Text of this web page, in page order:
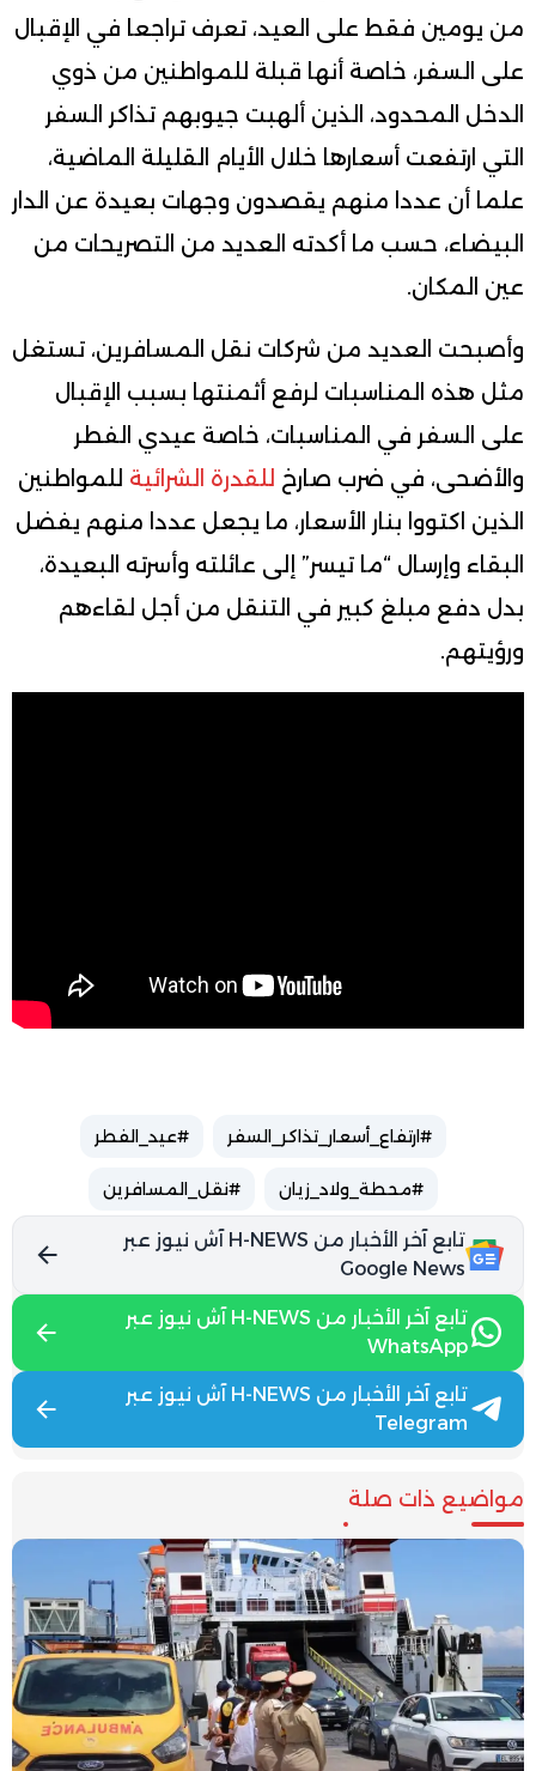
من يومين فقط على العيد، تعرف تراجعا في الإقبال
على السفر، خاصة أنها قبلة للمواطنين من ذوي
الدخل المحدود، الذين ألهبت جيوبهم تذاكر السفر
التي ارتفعت أسعارها خلال الأيام القليلة الماضية،
علما أن عددا منهم يقصدون وجهات بعيدة عن الدار
البيضاء، حسب ما أكدته العديد من التصريحات من
عين المكان.
وأصبحت العديد من شركات نقل المسافرين، تستغل
مثل هذه المناسبات لرفع أثمنتها بسبب الإقبال
على السفر في المناسبات، خاصة عيدي الفطر
والأضحى، في ضرب صارخ للقدرة الشرائية للمواطنين
الذين اكتووا بنار الأسعار، ما يجعل عددا منهم يفضل
البقاء وإرسال “ما تيسر” إلى عائلته وأسرته البعيدة،
بدل دفع مبلغ كبير في التنقل من أجل لقاءهم
ورؤيتهم.
#ارتفاع_أسعار_تذاكر_السفر #عيد_الفطر
#محطة_ولاد_زيان #نقل_المسافرين
تابع آخر الأخبار من H-NEWS آش نيوز عبر
Google News
تابع آخر الأخبار من H-NEWS آش نيوز عبر
WhatsApp
تابع آخر الأخبار من H-NEWS آش نيوز عبر
Telegram
مواضيع ذات صلة